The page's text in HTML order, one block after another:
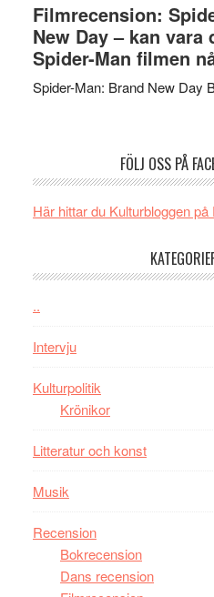
långfilmsdebut
ARNE
GOES
TO
världspremiär
i
Toronto
Filmrecension:
New Day – kan vara
Spider-Man filmen
Spider-Man: Brand New Day
FÖLJ OSS PÅ
Här hittar du Kulturbloggen på
..
Intervju
Kulturpolitik
Krönikor
Litteratur och konst
Musik
Recension
Bokrecension
Dans recension